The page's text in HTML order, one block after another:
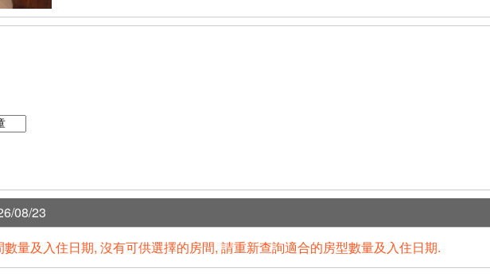
08/23
量及入住日期, 沒有可供選擇的房間, 請重新查詢適合的房型數量及入住日期.